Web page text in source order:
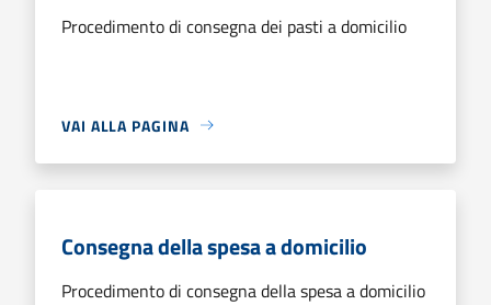
Procedimento di consegna dei pasti a domicilio
VAI ALLA PAGINA
Consegna della spesa a domicilio
Procedimento di consegna della spesa a domicilio